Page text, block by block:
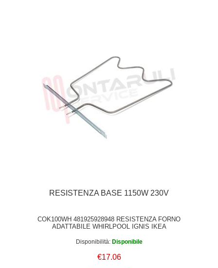
RESISTENZA BASE 1150W 230V
COK100WH 481925928948 RESISTENZA FORNO
ADATTABILE WHIRLPOOL IGNIS IKEA
Disponibilità: Disponibile
€17.06